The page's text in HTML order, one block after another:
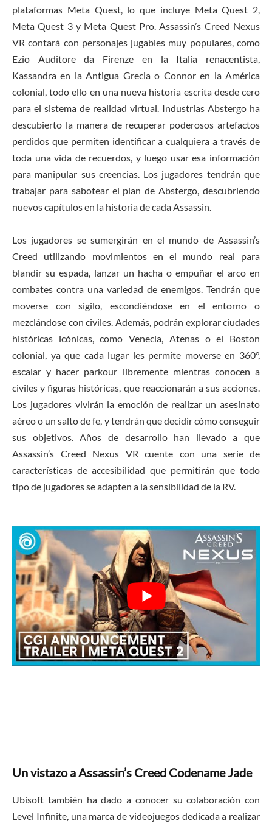
plataformas Meta Quest, lo que incluye Meta Quest 2,
Meta Quest 3 y Meta Quest Pro. Assassin’s Creed Nexus
VR contará con personajes jugables muy populares, como
Ezio Auditore da Firenze en la Italia renacentista,
Kassandra en la Antigua Grecia o Connor en la América
colonial, todo ello en una nueva historia escrita desde cero
para el sistema de realidad virtual. Industrias Abstergo ha
descubierto la manera de recuperar poderosos artefactos
perdidos que permiten identificar a cualquiera a través de
toda una vida de recuerdos, y luego usar esa información
para manipular sus creencias. Los jugadores tendrán que
trabajar para sabotear el plan de Abstergo, descubriendo
nuevos capítulos en la historia de cada Assassin.
Los jugadores se sumergirán en el mundo de Assassin’s
Creed utilizando movimientos en el mundo real para
blandir su espada, lanzar un hacha o empuñar el arco en
combates contra una variedad de enemigos. Tendrán que
moverse con sigilo, escondiéndose en el entorno o
mezclándose con civiles. Además, podrán explorar ciudades
históricas icónicas, como Venecia, Atenas o el Boston
colonial, ya que cada lugar les permite moverse en 360°,
escalar y hacer parkour libremente mientras conocen a
civiles y figuras históricas, que reaccionarán a sus acciones.
Los jugadores vivirán la emoción de realizar un asesinato
aéreo o un salto de fe, y tendrán que decidir cómo conseguir
sus objetivos. Años de desarrollo han llevado a que
Assassin’s Creed Nexus VR cuente con una serie de
características de accesibilidad que permitirán que todo
tipo de jugadores se adapten a la sensibilidad de la RV.
Un vistazo a Assassin’s Creed Codename Jade
Ubisoft también ha dado a conocer su colaboración con
Level Infinite, una marca de videojuegos dedicada a realizar